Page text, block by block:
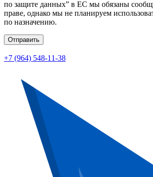
по защите данных” в ЕС мы обязаны
праве, однако мы не планируем
по назначению.
Отправить
+7 (964) 548-11-38